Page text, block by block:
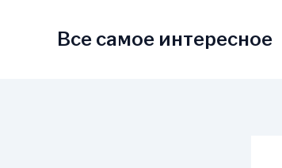
Все самое интересное